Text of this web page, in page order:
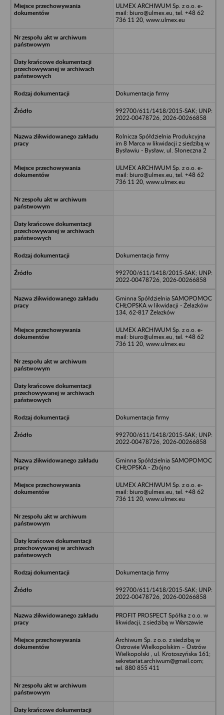
ULMEX ARCHIWUM Sp. z o.o. e-
mail: biuro@ulmex.eu, tel. +48 62
736 11 20, www.ulmex.eu
Dokumentacja firmy
992700/611/1418/2015-SAK; UNP:
2022-00478726, 2026-00266858
Rolnicza Spółdzielnia Produkcyjna
im 8 Marca w likwidacji z siedzibą w
Bysławiu - Bysław, ul. Słoneczna 2
ULMEX ARCHIWUM Sp. z o.o. e-
mail: biuro@ulmex.eu, tel. +48 62
736 11 20, www.ulmex.eu
Dokumentacja firmy
992700/611/1418/2015-SAK; UNP:
2022-00478726, 2026-00266858
Gminna Spółdzielnia SAMOPOMOC
CHŁOPSKA w likwidacji - Żelazków
134, 62-817 Żelazków
ULMEX ARCHIWUM Sp. z o.o. e-
mail: biuro@ulmex.eu, tel. +48 62
736 11 20, www.ulmex.eu
Dokumentacja firmy
992700/611/1418/2015-SAK; UNP:
2022-00478726, 2026-00266858
Gminna Spółdzielnia SAMOPOMOC
CHŁOPSKA - Zbójno
ULMEX ARCHIWUM Sp. z o.o. e-
mail: biuro@ulmex.eu, tel. +48 62
736 11 20, www.ulmex.eu
Dokumentacja firmy
992700/611/1418/2015-SAK; UNP:
2022-00478726, 2026-00266858
PROFIT PROSPECT Spółka z o.o. w
likwidacji, z siedzibą w Warszawie
Archiwum Sp. z o.o. z siedzibą w
Ostrowie Wielkopolskim – Ostrów
Wielkopolski , ul. Krotoszyńska 161;
sekretariat.archiwum@gmail.com;
tel. 880 855 411